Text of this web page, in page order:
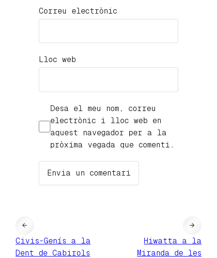
Correu electrònic
Lloc web
Desa el meu nom, correu
electrònic i lloc web en
aquest navegador per a la
pròxima vegada que comenti.
←
Civis-Genís a la
Dent de Cabirols
Hiwatta a la
Miranda de les
→